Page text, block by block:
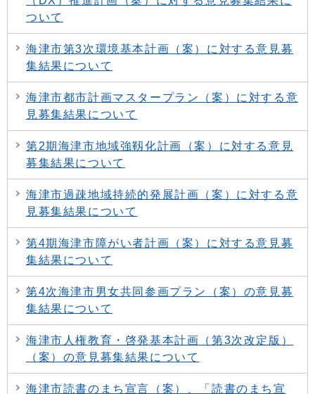
ついて
海津市第3次環境基本計画（案）に対する意見募
集結果について
海津市都市計画マスタープラン（案）に対する意
見募集結果について
第2期海津市地域強靱化計画（案）に対する意見
募集結果について
海津市過疎地域持続的発展計画（案）に対する意
見募集結果について
第4期海津市障がい者計画（案）に対する意見募
集結果について
第4次海津市男女共同参画プラン（案）の意見募
集結果について
海津市人権教育・啓発基本計画（第3次改定版）
（案）の意見募集結果について
海津市読書のまち宣言（案）、「読書のまち宣